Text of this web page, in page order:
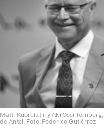
Matti Kuorelathi y Aki Ossi
de Antel. Foto: Federico Gutiérrez